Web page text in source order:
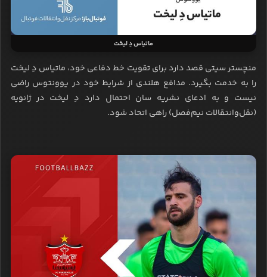
ماتیاس دِ لیخت
منچستر سیتی قصد دارد برای تقویت خط دفاعی خود، ماتیاس دِ لیخت
را به خدمت بگیرد. مدافع هلندی از شرایط خود در یوونتوس راضی
نیست و به ادعای نشریه سان احتمال دارد دِ لیخت در ژانویه
(نقل‌وانتقالات نیم‌فصل) راهی اتحاد شود.